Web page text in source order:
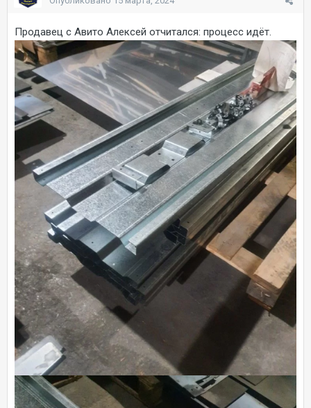
Продавец с Авито Алексей отчитался: процесс идёт.